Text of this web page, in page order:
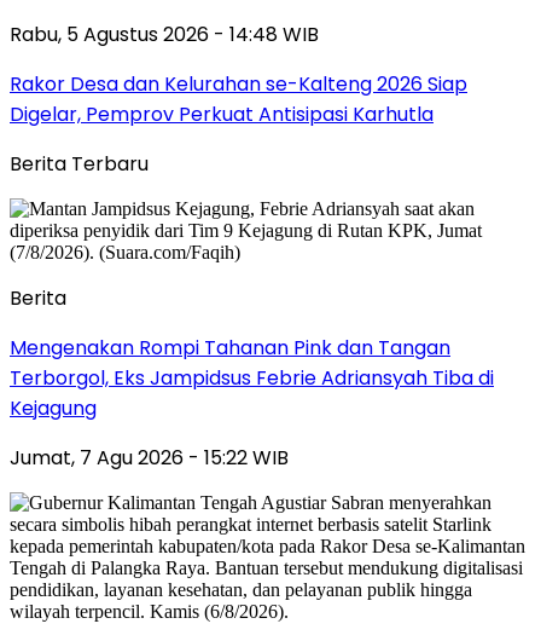
Rabu, 5 Agustus 2026 - 14:48 WIB
Rakor Desa dan Kelurahan se-Kalteng 2026 Siap
Digelar, Pemprov Perkuat Antisipasi Karhutla
Berita Terbaru
Berita
Mengenakan Rompi Tahanan Pink dan Tangan
Terborgol, Eks Jampidsus Febrie Adriansyah Tiba di
Kejagung
Jumat, 7 Agu 2026 - 15:22 WIB